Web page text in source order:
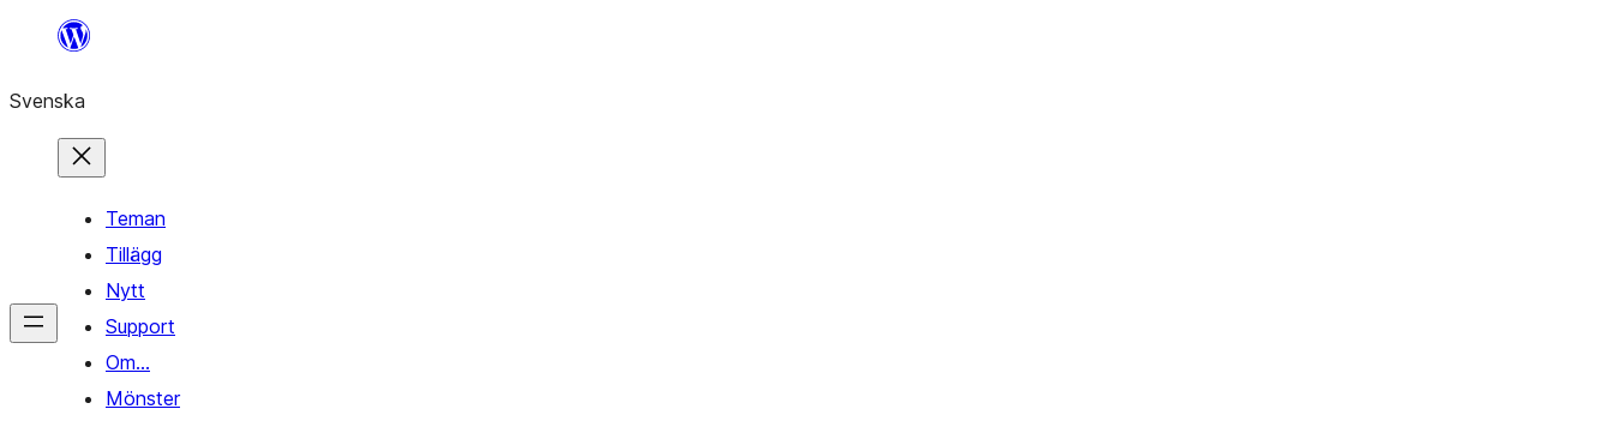
Hoppa
innehåll
Svenska
Teman
Tillägg
Nytt
Support
Om…
Mönster